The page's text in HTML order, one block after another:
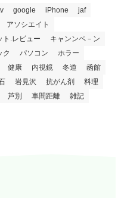
google iPhone
jaf
アソシエイト
ト.レビュー
キャンンペ－ン
ク パソコン
ホラー
健康 内視鏡 冬道
函館
岩見沢 抗がん剤
料理
芦別 車間距離
雑記